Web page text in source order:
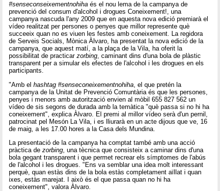
#senseconseixementnohiha és el nou lema de la campanya de
prevenció del consum d'alcohol i drogues Coneixement!, una
campanya nascuda l'any 2009 que en aquesta nova edició premiarà el
vídeo realitzat per persones o penyes que millor represente què
succeeix quan no es viuen les festes amb coneixement. La regidora
de Serveis Socials, Mònica Àlvaro, ha presentat la nova edició de la
campanya, que aquest matí, a la plaça de la Vila, ha oferit la
possibilitat de practicarzorbing, caminant dins d'una bola de plàstic
transparent per a simular els efectes de l'alcohol i les drogues en els
participants.
"Amb elhashtag #senseconeixementnohiha , el que pretén la
campanya de la Unitat de Prevenció Comuntària és que les persones,
penyes i menors amb autorització envien al mòbil 655 827 562 un
vídeo de sis segons de durada amb la temàtica "què passa si no hi ha
coneixement", explica Àlvaro. El premi al millor vídeo serà d'un pernil,
patrocinat pel Mesón La Vila, i es lliurarà en un acte dijous que ve, 16
de maig, a les 17.00 hores a la Casa dels Mundina.
La presentació de la campanya ha comptat també amb una acció
pràctica dezorbing , una tècnica que consisteix a caminar dins d'una
bola gegant transparent i que permet recrear els símptomes de l'abús
de l'alcohol i les drogues. "Ens va semblar una idea molt interessant
perquè, quan estàs dins de la bola estàs completament aïllat i quan
ixes, estàs marejat. I això és el que passa quan no hi ha
coneixement", valora Àlvaro.